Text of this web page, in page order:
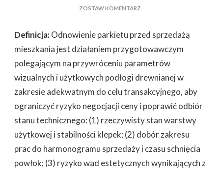
ZOSTAW KOMENTARZ
PRZED
SPRZEDAŻĄ:
CZY
WARTO?
Definicja:Odnowienie parkietu przed sprzedażą
mieszkania jest działaniem przygotowawczym
polegającym na przywróceniu parametrów
wizualnych i użytkowych podłogi drewnianej w
zakresie adekwatnym do celu transakcyjnego, aby
ograniczyć ryzyko negocjacji ceny i poprawić odbiór
stanu technicznego: (1) rzeczywisty stan warstwy
użytkowej i stabilności klepek; (2) dobór zakresu
prac do harmonogramu sprzedaży i czasu schnięcia
powłok; (3) ryzyko wad estetycznych wynikających z